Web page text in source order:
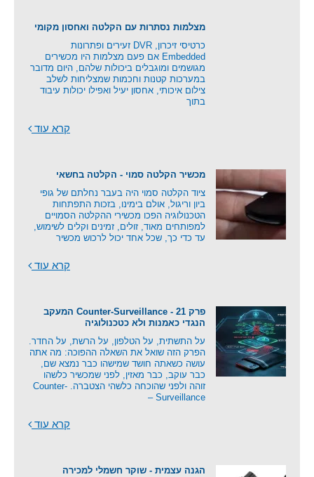
מצלמות נסתרות עם הקלטה ואחסון מקומי
כרטיסי זיכרון, DVR זעירים ופתרונות
Embedded אם פעם מצלמות היו מכשירים
מגושמים ומוגבלים ביכולות שלהם, היום מדובר
במערכות קטנות וחכמות שמצליחות לשלב
צילום איכותי, אחסון יעיל ואפילו יכולות עיבוד
בתוך
קרא עוד
מכשיר הקלטה סמוי - הקלטה בחשאי
ציוד הקלטה סמוי היה בעבר נחלתם של גופי
ביון וריגול, אולם בימינו, בזכות התפתחות
הטכנולוגיה הפכו מכשירי ההקלטה הסמויים
למפותחים מאוד, זולים, זמינים וקלים לשימוש,
עד כדי כך, שכל אחד יכול לרכוש מכשיר
קרא עוד
פרק 21 - Counter-Surveillance המעקב
הנגדי כאמנות ולא כטכנולוגיה
על התשתית, על הטלפון, על הרשת, על החדר.
הפרק הזה שואל את השאלה ההפוכה: מה אתה
עושה כשאתה חושד שמישהו כבר נמצא שם,
כבר עוקב, כבר מאזין, לפני שמכשיר כלשהו
זוהה ולפני שהוכחה כלשהי הצטברה. Counter-
Surveillance –
קרא עוד
הגנה עצמית - שוקר חשמלי למכירה